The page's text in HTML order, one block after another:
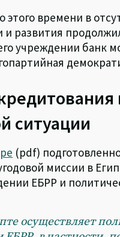
этого времени в
и развития
учреждении банк
ситуации
(pdf)
миссии в
ЕБРР и
осуществляет